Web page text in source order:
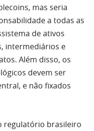
mas seria
a todas as
de ativos
intermediários e
Além disso, os
devem ser
e não fixados
regulatório brasileiro